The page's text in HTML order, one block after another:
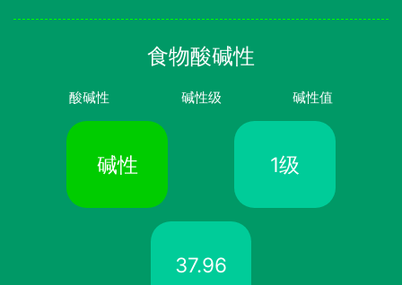
食物酸碱性
酸碱性 碱性级 碱性值
碱性 1级
37.96